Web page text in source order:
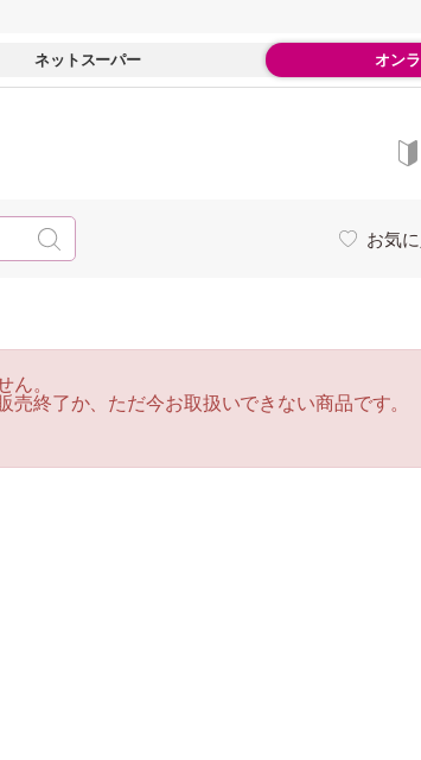
ネットスーパー オン
お気
ん。
売終了か、ただ今お取扱いできない商品です。